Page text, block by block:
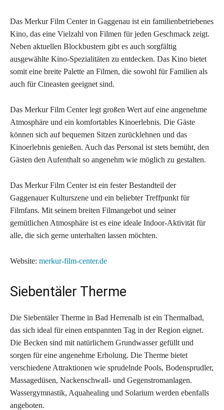
Das Merkur Film Center in Gaggenau ist ein familienbetriebenes
Kino, das eine Vielzahl von Filmen für jeden Geschmack zeigt.
Neben aktuellen Blockbustern gibt es auch sorgfältig
ausgewählte Kino-Spezialitäten zu entdecken. Das Kino bietet
somit eine breite Palette an Filmen, die sowohl für Familien als
auch für Cineasten geeignet sind.
Das Merkur Film Center legt großen Wert auf eine angenehme
Atmosphäre und ein komfortables Kinoerlebnis. Die Gäste
können sich auf bequemen Sitzen zurücklehnen und das
Kinoerlebnis genießen. Auch das Personal ist stets bemüht, den
Gästen den Aufenthalt so angenehm wie möglich zu gestalten.
Das Merkur Film Center ist ein fester Bestandteil der
Gaggenauer Kulturszene und ein beliebter Treffpunkt für
Filmfans. Mit seinem breiten Filmangebot und seiner
gemütlichen Atmosphäre ist es eine ideale Indoor-Aktivität für
alle, die sich gerne unterhalten lassen möchten.
Website: merkur-film-center.de
Siebentäler Therme
Die Siebentäler Therme in Bad Herrenalb ist ein Thermalbad,
das sich ideal für einen entspannten Tag in der Region eignet.
Die Becken sind mit natürlichem Grundwasser gefüllt und
sorgen für eine angenehme Erholung. Die Therme bietet
verschiedene Attraktionen wie sprudelnde Pools, Bodensprudler,
Massagedüsen, Nackenschwall- und Gegenstromanlagen.
Wassergymnastik, Aquahealing und Solarium werden ebenfalls
angeboten.